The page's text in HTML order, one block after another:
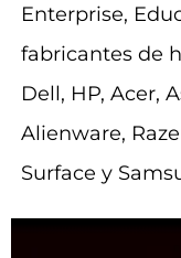
Enterprise,
fabricantes de
Dell, HP, Acer,
Alienware,
Surface y